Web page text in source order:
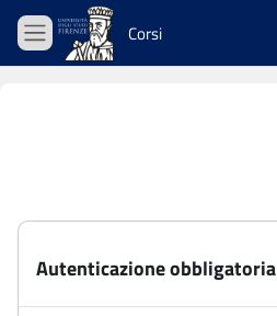
Vai al contenuto principale
Pannello laterale
Corsi
Autenticazione obbligatoria